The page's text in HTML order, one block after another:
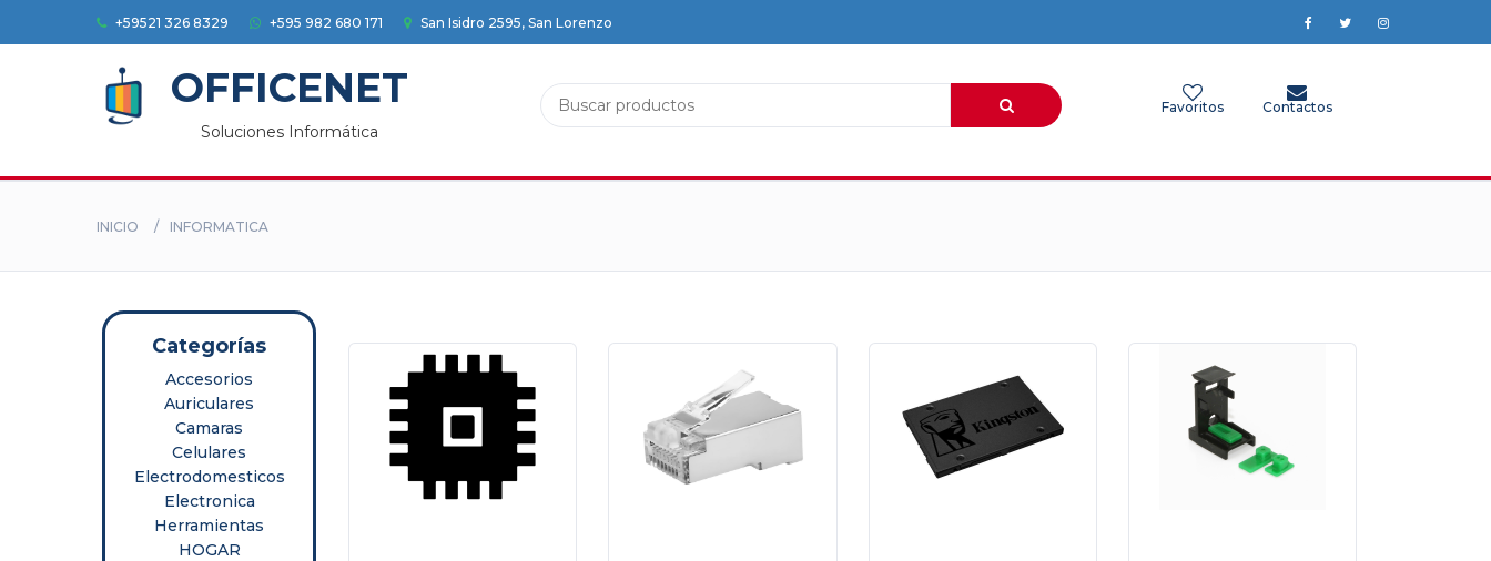
+59521 326 8329 +595 982 680 171 San Isidro 2595, San Lorenzo
OFFICENET
Soluciones Informática
Favoritos Contactos
Herramientas
INICIO INFORMATICA
Categorías
Accesorios
Auriculares
Camaras
Celulares
Electrodomesticos
Electronica
Herramientas
HOGAR